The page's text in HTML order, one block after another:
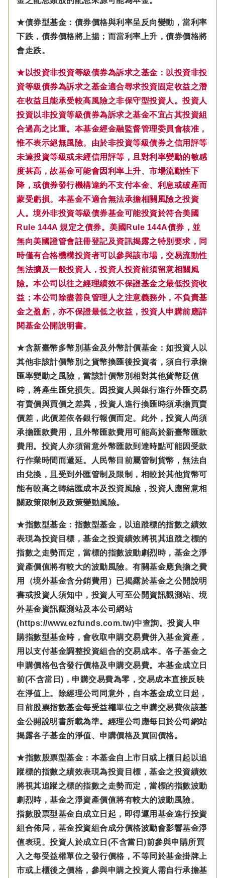
★債券型基金：債券價格與利率呈反向變動，當利率
下跌，債券價格將上揚；而當利率上升，債券價格將
會走跌。
★以投資非投資等級債券為訴求之基金：以投資非投
資等級債券為訴求之基金適合尋求投資固定收益之潛
在收益且能承受較高風險之非保守型投資人。投資人
投資以非投資等級債券為訴求之基金不宜占其投資組
合過高之比重。本基金經金融監督管理委員會核准，
惟不表示絕無風險。由於非投資等級債券之信用評等
未達投資等級或未經信用評等，且對利率變動的敏感
度甚高，故基金可能會因利率上升、市場流動性下
降，或債券發行機構違約不支付本金、利息或破產而
蒙受虧損。本基金不適合無法承擔相關風險之投資
人。境外非投資等級債券基金可能投資於符合美國
Rule 144A 規定之債券。美國Rule 144A債券，並
無向美國證管會註冊登記及資訊揭露之特別要求，同
時僅有合格機構投資者可以參與該市場，交易流動性
無法擴及一般投資人，投資人投資前須留意相關風
險。本公司以往之經理績效不保證基金之最低投資收
益；本公司除盡善良管理人之注意義務外，不負責基
金之盈虧，亦不保證最低之收益，投資人申購前應詳
閱基金公開說明書。
★含新臺幣多幣別基金及外幣計價基金：如投資人以
其他非該計價幣別之貨幣換匯後投資者，須自行承擔
匯率變動之風險，當該計價幣別相對其他貨幣貶值
時，將產生匯兌損失。因投資人與銀行進行外匯交易
有賣價與買價之差異，投資人進行換匯時須承擔買賣
價差，此價差依各銀行報價而定。此外，投資人尚須
承擔匯款費用，且外幣匯款費用可能高於新臺幣匯款
費用。投資人亦須留意外幣匯款到達時點可能因受款
行作業時間而遞延。人民幣目前屬管制貨幣，無法自
由兌換，且受到外匯管制及限制，相較於其他貨幣可
能有較高之轉結匯成本及投資風險，投資人應留意相
關政策限制及政策變動風險。
★指數型基金：指數型基金，以追蹤標的指數之績效
表現為投資目標，基金之投資績效將視其追蹤之標的
指數之走勢而定，當標的指數波動劇烈時，基金之淨
資產價值將有較大的波動風險。有關基金應負擔之費
用（境外基金含分銷費用）已揭露於基金之公開說明
書或投資人須知中，投資人可至公開資訊觀測站、境
外基金資訊觀測站及本公司網站
(https://www.ezfunds.com.tw)中查詢。投資人申
購指數型基金時，會收取申購交易費併入基金資產，
用以支付基金調整投資組合的交易成本。各子基金之
申購價格包含發行價格及申購交易費。本基金成立日
前(不含當日)，申購交易費為零，交易成本直接反映
在淨值上。除經理公司同意外，自本基金成立日起，
目前股票指數基金每受益權單位之申購交易費依該基
金公開說明書所載為準。經理公司應每日於公司網站
揭露各子基金的淨值、申購價格及買回價格。
★指數股票型基金：本基金自上市日或上櫃日起以追
蹤標的指數之績效表現為投資目標，基金之投資績效
將視其追蹤之標的指數之走勢而定，當標的指數波動
劇烈時，基金之淨資產價值將有較大的波動風險。
指數股票型基金自成立日起，即得運用基金進行投資
組合佈局，基金投資組合成分價格波動會影響基金淨
值表現。投資人於成立日(不含當日)前參與申購所買
入之每受益權單位之發行價格，不等同於基金掛牌上
市或上櫃後之價格，參與申購之投資人需自行承擔基